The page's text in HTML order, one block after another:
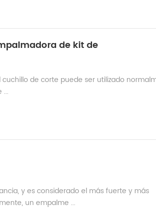
de kit de
de corte puede ser utilizado
y es considerado el más fuerte y más
un empalme ...